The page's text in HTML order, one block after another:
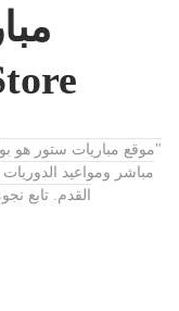
"موقع مباريات ستور هو
مباشر ومواعيد
القدم. تابع